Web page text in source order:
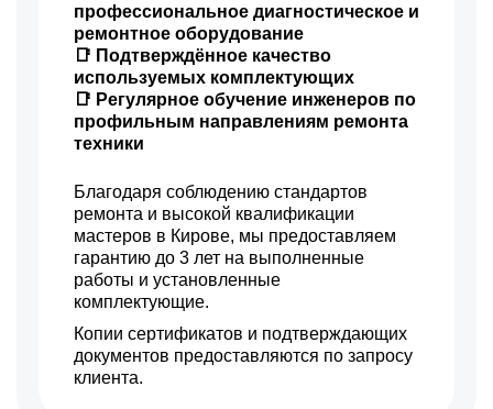
профессиональное диагностическое и
ремонтное оборудование
📑 Подтверждённое качество
используемых комплектующих
📑 Регулярное обучение инженеров по
профильным направлениям ремонта
техники
Благодаря соблюдению стандартов
ремонта и высокой квалификации
мастеров в Кирове, мы предоставляем
гарантию до 3 лет на выполненные
работы и установленные
комплектующие.
Копии сертификатов и подтверждающих
документов предоставляются по запросу
клиента.